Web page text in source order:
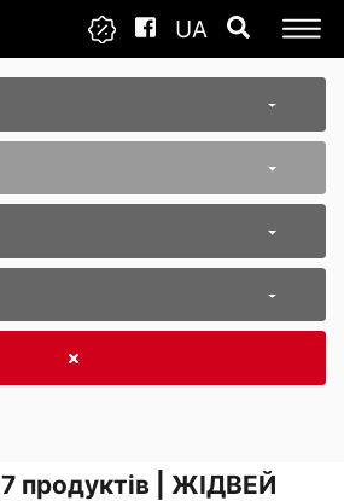
UA
7продуктів | ЖІДВЕЙ